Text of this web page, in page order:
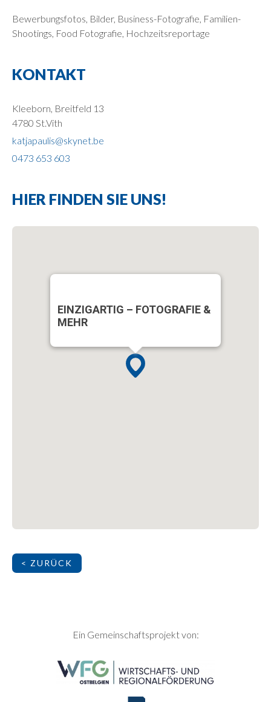
Bewerbungsfotos, Bilder, Business-Fotografie, Familien-
Shootings, Food Fotografie, Hochzeitsreportage
KONTAKT
Kleeborn, Breitfeld 13
4780 St.Vith
katjapaulis@skynet.be
0473 653 603
HIER FINDEN SIE UNS!
EINZIGARTIG – FOTOGRAFIE &
MEHR
< ZURÜCK
SEITENFUSSEin Gemeinschaftsprojekt von: